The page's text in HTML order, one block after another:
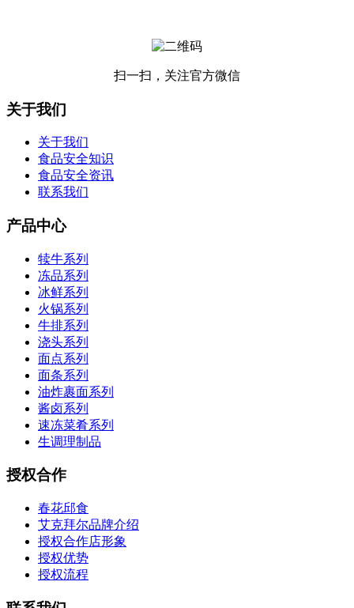
扫一扫，关注官方微信
关于我们
关于我们
食品安全知识
食品安全资讯
联系我们
产品中心
犊牛系列
冻品系列
冰鲜系列
火锅系列
牛排系列
浇头系列
面点系列
面条系列
油炸裹面系列
酱卤系列
速冻菜肴系列
生调理制品
授权合作
春花邱食
艾克拜尔品牌介绍
授权合作店形象
授权优势
授权流程